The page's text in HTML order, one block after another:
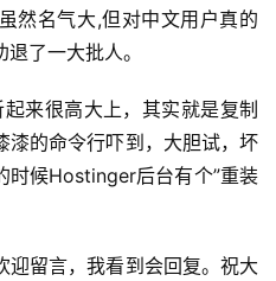
然名气大,但对中文用户真的
了一大批人。
来很高大上，其实就是复制
漆的命令行吓到，大胆试，坏
时候Hostinger后台有个”重装
迎留言，我看到会回复。祝大